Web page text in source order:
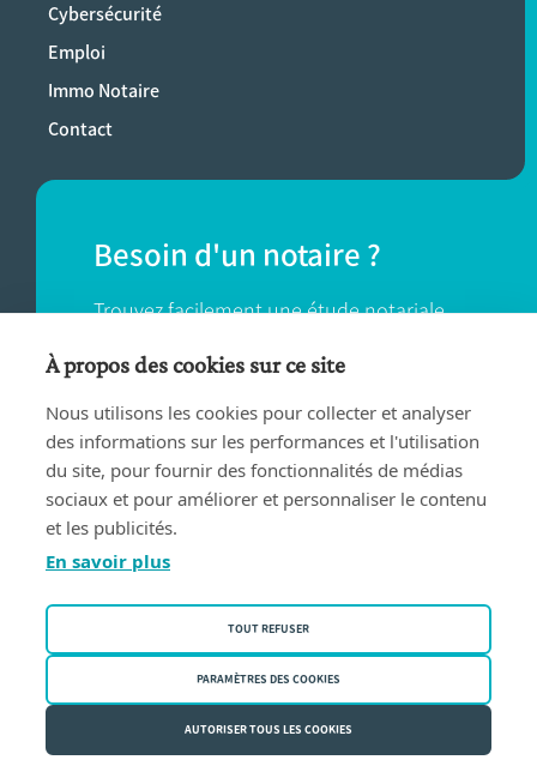
Cybersécurité
Emploi
Immo Notaire
Contact
Besoin d'un notaire ?
Trouvez facilement une étude notariale
près de chez vous.
TROUVER UN NOTAIRE
Conditions d'utilisation
Politique des cookies
Fednot asbl | Rue de la Montage 30/34 - 1000 Bruxelles | BE
À propos des cookies sur ce site
Nous utilisons les cookies pour collecter et analyser
des informations sur les performances et l'utilisation
du site, pour fournir des fonctionnalités de médias
sociaux et pour améliorer et personnaliser le contenu
et les publicités.
En savoir plus
TOUT REFUSER
PARAMÈTRES DES COOKIES
AUTORISER TOUS LES COOKIES